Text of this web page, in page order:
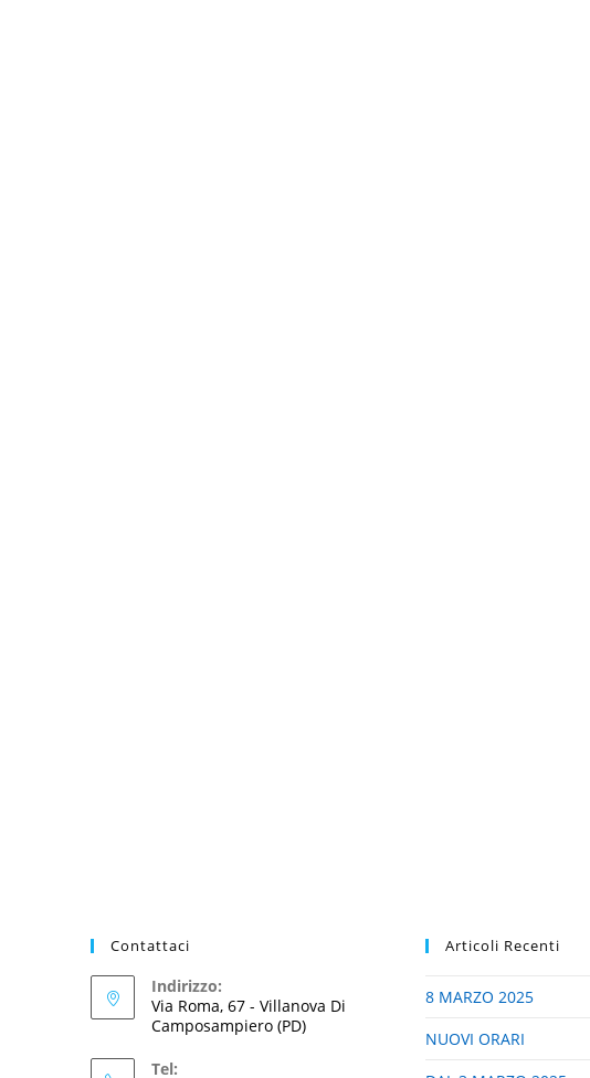
Contattaci
Indirizzo:
Via Roma, 67 - Villanova Di
Camposampiero (PD)
Tel:
Articoli Recenti
8 MARZO 2025
NUOVI ORARI